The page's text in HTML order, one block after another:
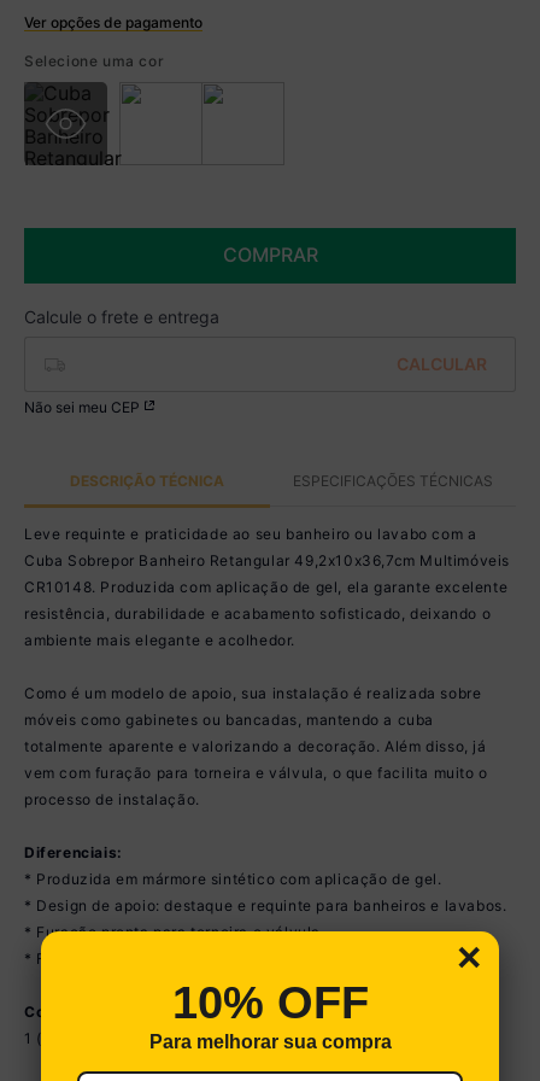
Ver opções de pagamento
R$ 379,99 à vista no Boleto
(5% de desconto)
Você economiza
Selecione uma cor
COMPRAR
Não sei meu CEP
DESCRIÇÃO TÉCNICA ESPECIFICAÇÕES TÉCNICAS
Leve requinte e praticidade ao seu banheiro ou lavabo com a
Cuba Sobrepor Banheiro Retangular 49,2x10x36,7cm Multimóveis
CR10148. Produzida com aplicação de gel, ela garante excelente
resistência, durabilidade e acabamento sofisticado, deixando o
ambiente mais elegante e acolhedor.
Como é um modelo de apoio, sua instalação é realizada sobre
móveis como gabinetes ou bancadas, mantendo a cuba
totalmente aparente e valorizando a decoração. Além disso, já
vem com furação para torneira e válvula, o que facilita muito o
processo de instalação.
Diferenciais:
* Produzida em mármore sintético com aplicação de gel.
* Design de apoio: destaque e requinte para banheiros e lavabos.
* Furação pronta para torneira e válvula.
* Fácil instalação e excelente resistência.
Conteúdo da Embalagem:
1 (uma) Cuba de Apoio
×
10% OFF
Para melhorar sua compra